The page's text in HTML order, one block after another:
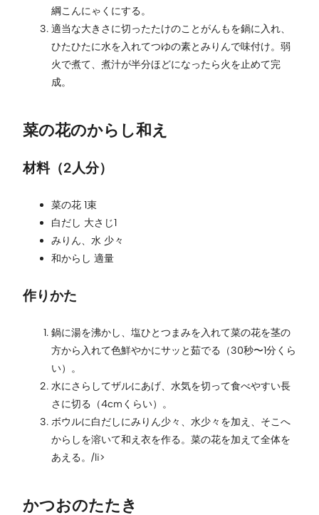
綱こんにゃくにする。
適当な大きさに切ったたけのことがんもを鍋に入れ、
ひたひたに水を入れてつゆの素とみりんで味付け。弱
火で煮て、煮汁が半分ほどになったら火を止めて完
成。
菜の花のからし和え
材料（2人分）
菜の花 1束
白だし 大さじ1
みりん、水 少々
和からし 適量
作りかた
鍋に湯を沸かし、塩ひとつまみを入れて菜の花を茎の
方から入れて色鮮やかにサッと茹でる（30秒〜1分くら
い）。
水にさらしてザルにあげ、水気を切って食べやすい長
さに切る（4cmくらい）。
ボウルに白だしにみりん少々、水少々を加え、そこへ
からしを溶いて和え衣を作る。菜の花を加えて全体を
あえる。/li>
かつおのたたき